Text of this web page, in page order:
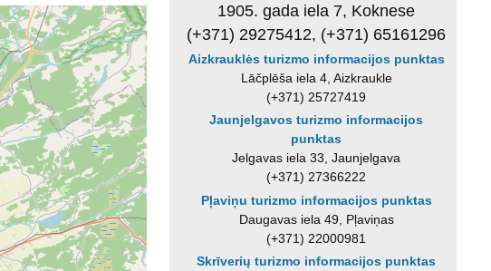
1905. gada iela 7, Koknese
(+371) 29275412, (+371) 65161296
Aizkrauklės turizmo informacijos punktas
Lāčplēša iela 4, Aizkraukle
(+371) 25727419
Jaunjelgavos turizmo informacijos
punktas
Jelgavas iela 33, Jaunjelgava
(+371) 27366222
Pļaviņu turizmo informacijos punktas
Daugavas iela 49, Pļaviņas
(+371) 22000981
Skrīverių turizmo informacijos punktas